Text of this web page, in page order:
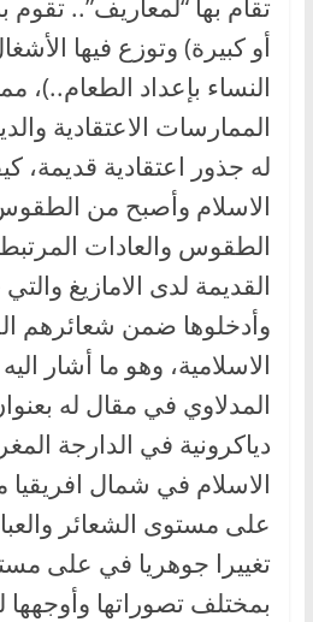
تقام بها “لمعاريف”..
أو كبيرة) وتوزع فيها
النساء بإعداد الطعام..)،
الممارسات الاعتقادية
له جذور اعتقادية قديمة،
الاسلام وأصبح من الطقوس
الطقوس والعادات
القديمة لدى الامازيغ
وأدخلوها ضمن شعائرهم
الاسلامية، وهو ما أشار
المدلاوي في مقال له
الاسلام في شمال افريقيا
على مستوى الشعائر
تغييرا جوهريا في على
بمختلف تصوراتها وأوجهها